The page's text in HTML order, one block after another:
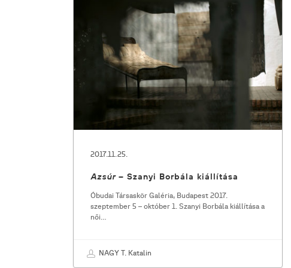
Borbála
kiállítása
2017.11.25.
Azsúr– Szanyi Borbála kiállítása
Óbudai Társaskör Galéria, Budapest 2017.
szeptember 5 – október 1. Szanyi Borbála kiállítása a
női…
NAGY T. Katalin